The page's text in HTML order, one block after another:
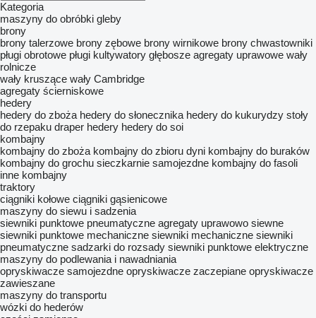
Kategoria
maszyny do obróbki gleby
brony
brony talerzowe brony zębowe brony wirnikowe brony chwastowniki
pługi obrotowe pługi kultywatory głębosze agregaty uprawowe wały
rolnicze
wały kruszące wały Cambridge
agregaty ścierniskowe
hedery
hedery do zboża hedery do słonecznika hedery do kukurydzy stoły
do rzepaku draper hedery hedery do soi
kombajny
kombajny do zboża kombajny do zbioru dyni kombajny do buraków
kombajny do grochu sieczkarnie samojezdne kombajny do fasoli
inne kombajny
traktory
ciągniki kołowe ciągniki gąsienicowe
maszyny do siewu i sadzenia
siewniki punktowe pneumatyczne agregaty uprawowo siewne
siewniki punktowe mechaniczne siewniki mechaniczne siewniki
pneumatyczne sadzarki do rozsady siewniki punktowe elektryczne
maszyny do podlewania i nawadniania
opryskiwacze samojezdne opryskiwacze zaczepiane opryskiwacze
zawieszane
maszyny do transportu
wózki do hederów